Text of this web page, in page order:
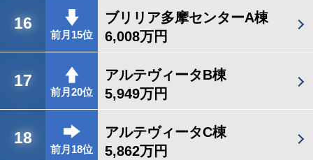
16
前月15位
ブリリア多摩センターA棟
6,008万円
17
前月20位
アルテヴィータB棟
5,949万円
18
前月18位
アルテヴィータC棟
5,862万円